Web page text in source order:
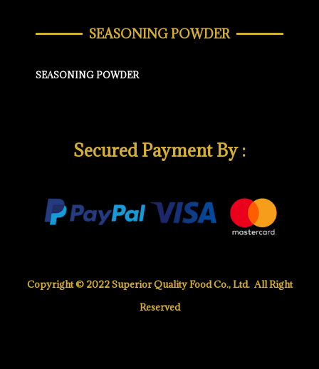
SEASONING POWDER
SEASONING POWDER
Secured Payment By :
Copyright © 2022 Superior Quality Food Co., Ltd. All Right
Reserved